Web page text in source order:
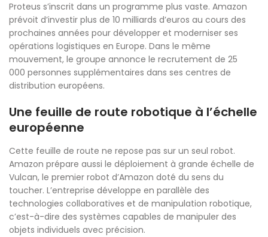
Proteus s’inscrit dans un programme plus vaste. Amazon
prévoit d’investir plus de 10 milliards d’euros au cours des
prochaines années pour développer et moderniser ses
opérations logistiques en Europe. Dans le même
mouvement, le groupe annonce le recrutement de 25
000 personnes supplémentaires dans ses centres de
distribution européens.
Une feuille de route robotique à l’échelle
européenne
Cette feuille de route ne repose pas sur un seul robot.
Amazon prépare aussi le déploiement à grande échelle de
Vulcan, le premier robot d’Amazon doté du sens du
toucher. L’entreprise développe en parallèle des
technologies collaboratives et de manipulation robotique,
c’est-à-dire des systèmes capables de manipuler des
objets individuels avec précision.